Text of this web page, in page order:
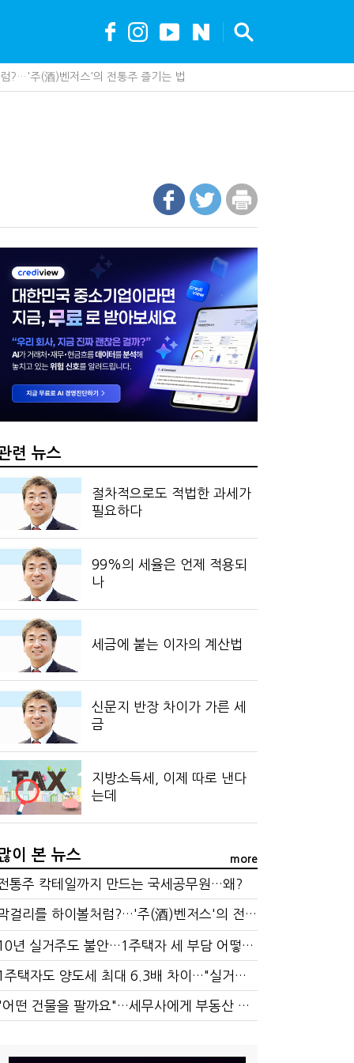
…1주택자 세 부담 어떻게 달라질까
못 산다…지자체도 '경영'의 시대
"…세무사에게 부동산 고민을 털어놓는 이유
않았다…미국의 강제노동 관세 전략
제품이 아니라 공급망을 본다
세금 인하…환급 플랫폼 수익성 악화될까
금 1억…국세청·관세청 누가 가져갈까
'콕' 집는 세관 직원 정체는?
공제…임광현 "무한정 혜택, 공정한가"
생산땐 세금 깎아준다
효과…'올○스' 운영법인 폐업
만드는 국세공무원…왜?
?…'주(酒)벤저스'의 전통주 즐기는 법
련 뉴스
절차적으로도 적법한 과세가
필요하다
99%의 세율은 언제 적용되
나
세금에 붙는 이자의 계산법
신문지 반장 차이가 가른 세
금
지방소득세, 이제 따로 낸다
는데
이 본 뉴스 more
통주 칵테일까지 만드는 국세공무원…왜?
막걸리를 하이볼처럼?…'주(酒)벤저스'의 전통주 즐기는 법
10년 실거주도 불안…1주택자 세 부담 어떻게 달라질까
1주택자도 양도세 최대 6.3배 차이…"실거주 요건 강화하자"
"어떤 건물을 팔까요"…세무사에게 부동산 고민을 털어놓는 이유